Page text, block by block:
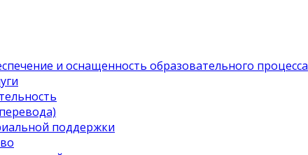
и оснащенность образовательного процесса
поддержки